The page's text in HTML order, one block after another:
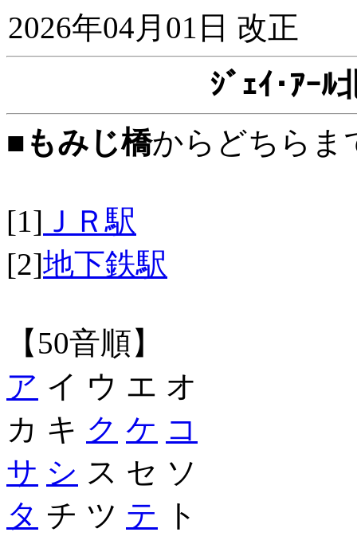
2026年04月01日 改正
ｼﾞｪｲ･ｱｰﾙ
■ もみじ橋からどちらま
[1] ＪＲ駅
[2]地下鉄駅
【50音順】
ア イ ウ エ オ
カ キ ク ケ コ
サ シ ス セ ソ
タ チ ツ テ ト